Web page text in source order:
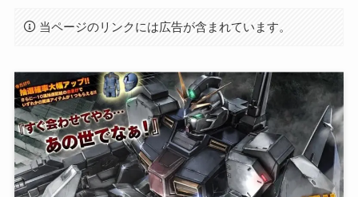
当ページのリンクには広告が含まれています。